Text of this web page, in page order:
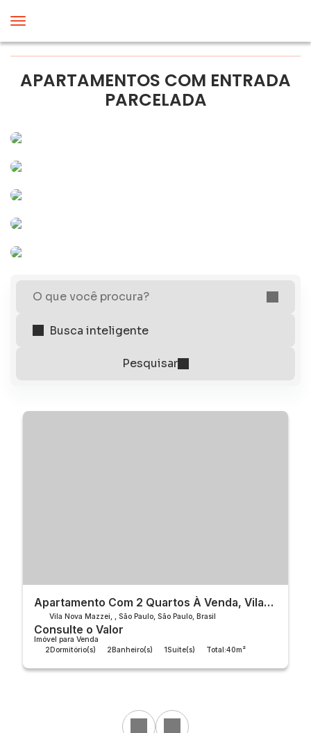
APARTAMENTOS COM ENTRADA
PARCELADA
O que você procura?
Apartamento Com 2 Quartos À Venda, Vila
Nova Mazzei - São Paulo
Vila Nova Mazzei São Paulo São Paulo Brasil
2Dormitório(s) 2Banheiro(s) 1Suíte(s) Total:40m²
Consulte o Valor
Imóvel para Venda